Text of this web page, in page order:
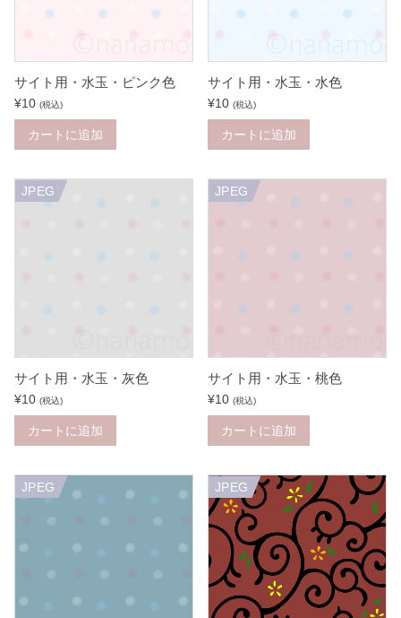
サイト用・水玉・ピンク色
¥10 (税込)
カートに追加
サイト用・水玉・水色
¥10 (税込)
カートに追加
JPEG
サイト用・水玉・灰色
¥10 (税込)
カートに追加
JPEG
サイト用・水玉・桃色
¥10 (税込)
カートに追加
JPEG JPEG